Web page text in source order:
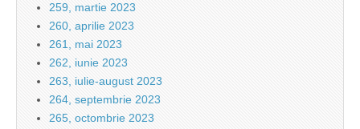
259, martie 2023
260, aprilie 2023
261, mai 2023
262, iunie 2023
263, iulie-august 2023
264, septembrie 2023
265, octombrie 2023